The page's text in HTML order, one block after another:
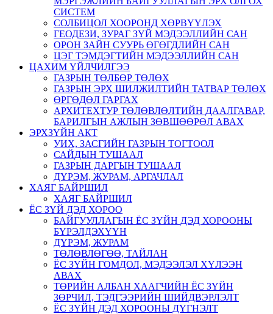
СИСТЕМ
СОЛБИЦОЛ ХООРОНД ХӨРВҮҮЛЭХ
ГЕОДЕЗИ, ЗУРАГ ЗҮЙ МЭДЭЭЛЛИЙН САН
ОРОН ЗАЙН СУУРЬ ӨГӨГДЛИЙН САН
ЦЭГ ТЭМДЭГТИЙН МЭДЭЭЛЛИЙН САН
ЦАХИМ ҮЙЛЧИЛГЭЭ
ГАЗРЫН ТӨЛБӨР ТӨЛӨХ
ГАЗРЫН ЭРХ ШИЛЖИЛТИЙН ТАТВАР ТӨЛӨХ
ӨРГӨДӨЛ ГАРГАХ
АРХИТЕХТУР ТӨЛӨВЛӨЛТИЙН ДААЛГАВАР,
БАРИЛГЫН АЖЛЫН ЗӨВШӨӨРӨЛ АВАХ
ЭРХЗҮЙН АКТ
УИХ, ЗАСГИЙН ГАЗРЫН ТОГТООЛ
САЙДЫН ТУШААЛ
ГАЗРЫН ДАРГЫН ТУШААЛ
ДҮРЭМ, ЖУРАМ, АРГАЧЛАЛ
ХАЯГ БАЙРШИЛ
ХАЯГ БАЙРШИЛ
ЁС ЗҮЙ ДЭД ХОРОО
БАЙГУУЛЛАГЫН ЁС ЗҮЙН ДЭД ХОРООНЫ
БҮРЭЛДЭХҮҮН
ДҮРЭМ, ЖУРАМ
ТӨЛӨВЛӨГӨӨ, ТАЙЛАН
ЁС ЗҮЙН ГОМДОЛ, МЭДЭЭЛЭЛ ХҮЛЭЭН
АВАХ
ТӨРИЙН АЛБАН ХААГЧИЙН ЁС ЗҮЙН
ЗӨРЧИЛ, ТЭДГЭЭРИЙН ШИЙДВЭРЛЭЛТ
ЁС ЗҮЙН ДЭД ХОРООНЫ ДҮГНЭЛТ